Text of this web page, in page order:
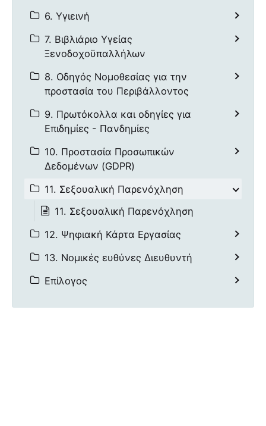
6. Υγιεινή
7. Βιβλιάριο Υγείας
Ξενοδοχοϋπαλλήλων
8. Οδηγός Νομοθεσίας για την
προστασία του Περιβάλλοντος
9. Πρωτόκολλα και οδηγίες για
Επιδημίες - Πανδημίες
10. Προστασία Προσωπικών
Δεδομένων (GDPR)
11. Σεξουαλική Παρενόχληση
11. Σεξουαλική Παρενόχληση
12. Ψηφιακή Κάρτα Εργασίας
13. Νομικές ευθύνες Διευθυντή
Επίλογος